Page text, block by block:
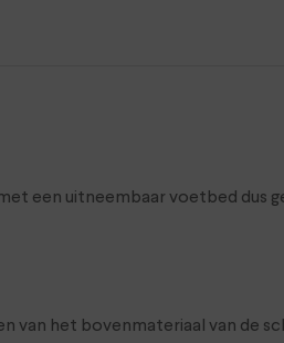
een uitneembaar voetbed dus
het bovenmateriaal van de